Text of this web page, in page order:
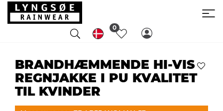
0
BRANDHÆMMENDE HI-VIS
REGNJAKKE I PU KVALITET
TIL KVINDER